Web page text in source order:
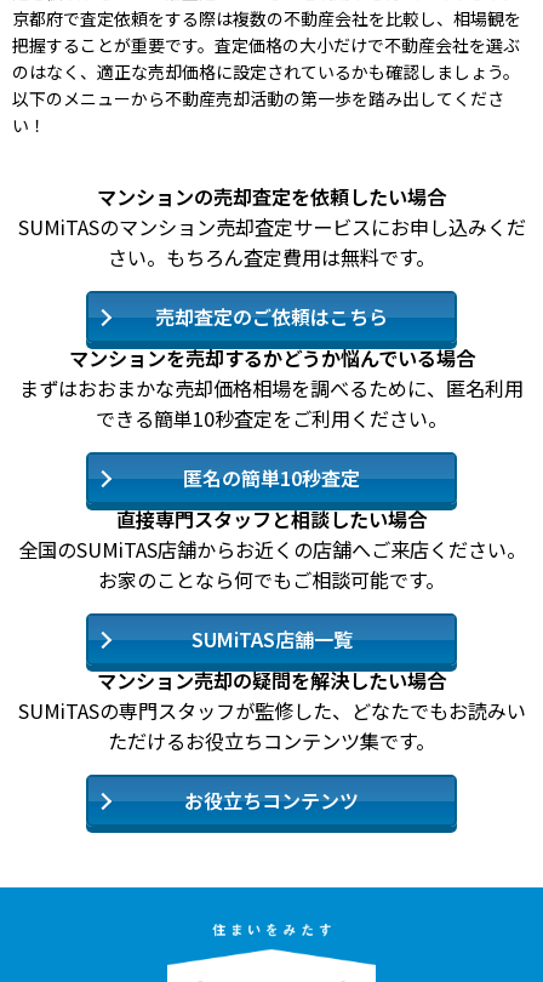
京都府で査定依頼をする際は複数の不動産会社を比較し、相場観を
把握することが重要です。査定価格の大小だけで不動産会社を選ぶ
のはなく、適正な売却価格に設定されているかも確認しましょう。
以下のメニューから不動産売却活動の第一歩を踏み出してくださ
い！
マンションの売却査定を依頼したい場合
SUMiTASのマンション売却査定サービスにお申し込みくだ
さい。もちろん査定費用は無料です。
売却査定のご依頼はこちら
マンションを売却するかどうか悩んでいる場合
まずはおおまかな売却価格相場を調べるために、匿名利用
できる簡単10秒査定をご利用ください。
匿名の簡単10秒査定
直接専門スタッフと相談したい場合
全国のSUMiTAS店舗からお近くの店舗へご来店ください。
お家のことなら何でもご相談可能です。
SUMiTAS店舗一覧
マンション売却の疑問を解決したい場合
SUMiTASの専門スタッフが監修した、どなたでもお読みい
ただけるお役立ちコンテンツ集です。
お役立ちコンテンツ